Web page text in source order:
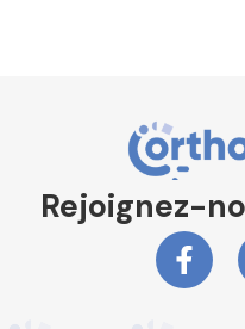
Rejoignez-